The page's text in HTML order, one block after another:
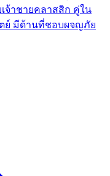
จ้าชายคลาสสิก คู่ใน
ย์ มีด้านที่ชอบผจญภัย